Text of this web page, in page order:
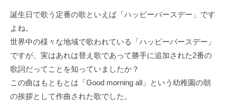
誕生日で歌う定番の歌といえば「ハッピーバースデー」です
よね。
世界中の様々な地域で歌われている「ハッピーバースデー」
ですが、実はあれは替え歌であって勝手に追加された2番の
歌詞だってことを知っていましたか？
この曲はもともとは「Good morning all」という幼稚園の朝
の挨拶として作曲された歌でした。